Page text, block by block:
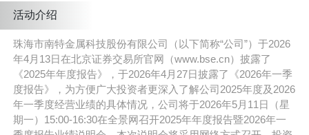
活动介绍
珠海市南特金属科技股份有限公司（以下简称“公司”）于2026
年4月13日在北京证券交易所官网（www.bse.cn）披露了
《2025年年度报告》，于2026年4月27日披露了《2026年一季
度报告》，为方便广大投资者更深入了解公司2025年度及2026
年一季度经营业绩的具体情况，公司将于2026年5月11日（星
期一）15:00-16:30在全景网召开2025年年度报告暨2026年一